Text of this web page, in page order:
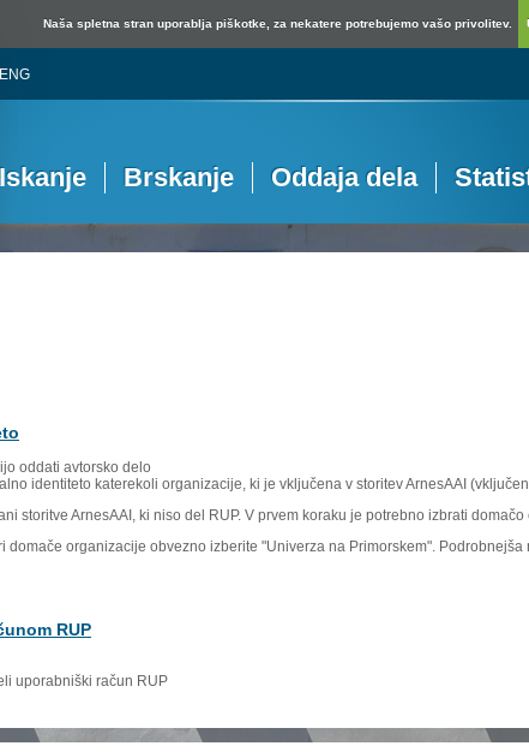
Naša spletna stran uporablja piškotke, za nekatere potrebujemo vašo privolitev.
ENG
Iskanje Brskanje Oddaja dela
oddati avtorsko delo
identiteto katerekoli organizacije, ki je vključena v storitev ArnesAAI
storitve ArnesAAI, ki niso del RUP. V prvem koraku je potrebno izbrati domačo
domače organizacije obvezno izberite "Univerza na Primorskem".
RUP
uporabniški račun RUP